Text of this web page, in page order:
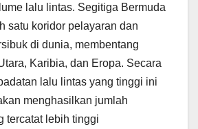
lalu lintas. Segitiga Bermuda
satu koridor pelayaran dan
di dunia, membentang
Karibia, dan Eropa. Secara
lalu lintas yang tinggi ini
menghasilkan jumlah
tercatat lebih tinggi